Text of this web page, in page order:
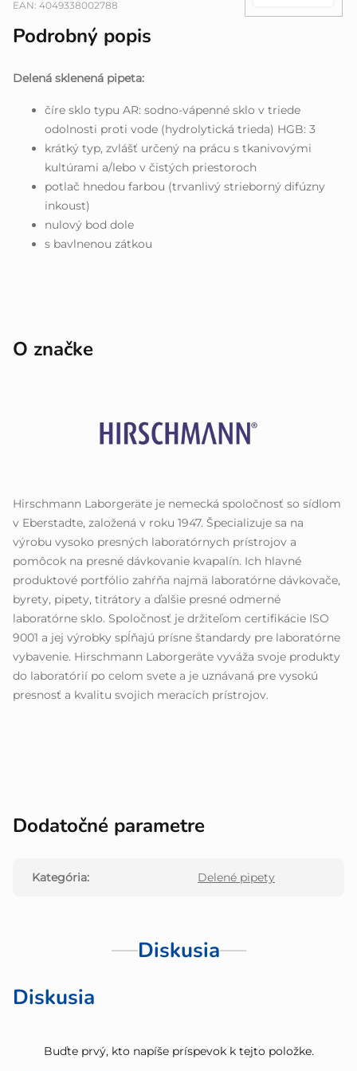
EAN: 4049338002788
Podrobný popis
Delená sklenená pipeta:
číre sklo typu AR: sodno-vápenné sklo v triede
odolnosti proti vode (hydrolytická trieda) HGB: 3
krátký typ, zvlášť určený na prácu s tkanivovými
kultúrami a/lebo v čistých priestoroch
potlač hnedou farbou (trvanlivý strieborný difúzny
inkoust)
nulový bod dole
s bavlnenou zátkou
O značke
Hirschmann Laborgeräte je nemecká spoločnosť so sídlom
v Eberstadte, založená v roku 1947. Špecializuje sa na
výrobu vysoko presných laboratórnych prístrojov a
pomôcok na presné dávkovanie kvapalín. Ich hlavné
produktové portfólio zahŕňa najmä laboratórne dávkovače,
byrety, pipety, titrátory a ďalšie presné odmerné
laboratórne sklo. Spoločnosť je držiteľom certifikácie ISO
9001 a jej výrobky spĺňajú prísne štandardy pre laboratórne
vybavenie. Hirschmann Laborgeräte vyváža svoje produkty
do laboratórií po celom svete a je uznávaná pre vysokú
presnosť a kvalitu svojich meracích prístrojov.
Dodatočné parametre
Kategória: Delené pipety
Diskusia
Diskusia
Buďte prvý, kto napíše príspevok k tejto položke.